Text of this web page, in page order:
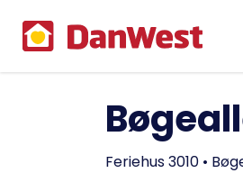
Feriehus 3010 •